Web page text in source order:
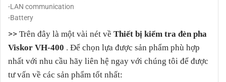
-LAN communication
-Battery
>> Trên đây là một vài nét về Thiết bị kiểm tra đèn pha
Viskor VH-400 . Để chọn lựa được sản phẩm phù hợp
nhất với nhu cầu hãy liên hệ ngay với chúng tôi để được
tư vấn về các sản phẩm tốt nhất: